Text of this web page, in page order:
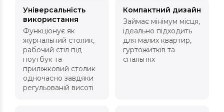
Універсальність
використання
Функціонує як
журнальний столик,
рабочий стіл під
ноутбук та
приліжковий столик
одночасно завдяки
регульованій висоті
Компактний дизайн
Займає мінімум місця,
ідеально підходить
для малих квартир,
гуртожитків та
спальнях